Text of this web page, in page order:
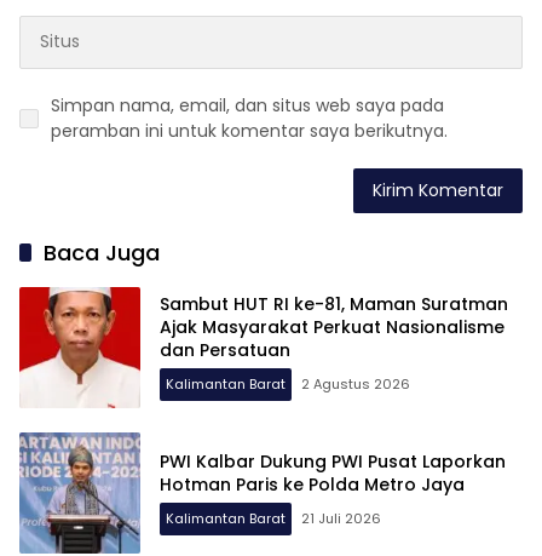
Simpan nama, email, dan situs web saya pada
peramban ini untuk komentar saya berikutnya.
Baca Juga
Sambut HUT RI ke-81, Maman Suratman
Ajak Masyarakat Perkuat Nasionalisme
dan Persatuan
Kalimantan Barat 2 Agustus 2026
PWI Kalbar Dukung PWI Pusat Laporkan
Hotman Paris ke Polda Metro Jaya
Kalimantan Barat 21 Juli 2026